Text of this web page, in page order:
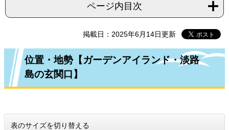
ページ内目次
掲載日：2025年6月14日更新
位置・地勢【ガーデンアイランド・淡路
島の玄関口】
表のサイズを切り替える